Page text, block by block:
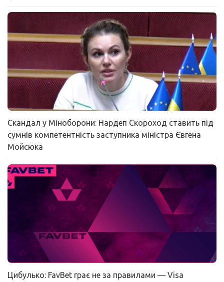
Скандал у Міноборони: Нардеп Скороход ставить під
сумнів компетентність заступника міністра Євгена
Мойсюка
Цибулько: FavBet грає не за правилами — Visa